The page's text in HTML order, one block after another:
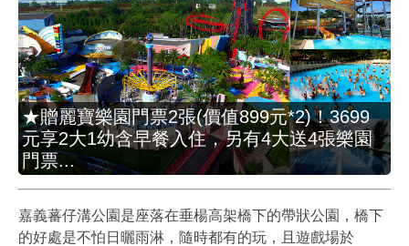
★贈麗寶樂園門票2張(價值899元*2)！3699
元享2大1幼含早餐入住，另有4大送4張樂園
門票...
嘉義蕃仔溝公園是座落在垂楊高架橋下的帶狀公園，橋下
的好處是不怕日曬雨淋，隨時都有的玩，且遊戲場於